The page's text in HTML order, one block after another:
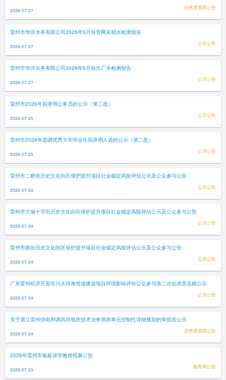
2026-07-27 自然资源局公告
雷州市华洋水务有限公司2026年6月份管网末梢水检测报告
2026-07-27 公示公告
雷州市华洋水务有限公司2026年6月份出厂水检测报告
2026-07-27 公示公告
雷州市2026年拟录用公务员的公示（第三批）
2026-07-25 公示公告
雷州市2026年选调优秀大学毕业生拟录用人选的公示（第二批）
2026-07-25 公示公告
雷州市二桥街历史文化街区保护提升项目社会稳定风险评估公示及公众参与公告
2026-07-24 公示公告
雷州市方城十字街历史文化街区保护提升项目社会稳定风险评估公示及公众参与公告
2026-07-24 公示公告
雷州市曲街历史文化街区保护提升项目社会稳定风险评估公示及公众参与公告
2026-07-24 公示公告
广东雷州经济开发区污水排海管道建设项目环境影响评价公众参与第二次征求意见稿公示
2026-07-24 公示公告
关于湛江雷州供电局调风供电所技术业务用房单元控制性详细规划的审批前公示
2026-07-24 自然资源局公告
2026年雷州市银龄讲学教师招募公告
2026-07-23 教育局公告